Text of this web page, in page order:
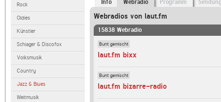
Rock
Oldies
Künstler
Schlager & Discofox
Volksmusik
Country
Jazz & Blues
Weltmusik
Info Webradio Programm
Webradios von laut.fm
15838 Webradio
Bunt gemischt
laut.fm bixx
Bunt gemischt
laut.fm bizarre-radio